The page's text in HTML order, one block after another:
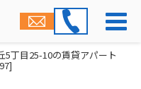
5丁目25-10の賃貸アパート